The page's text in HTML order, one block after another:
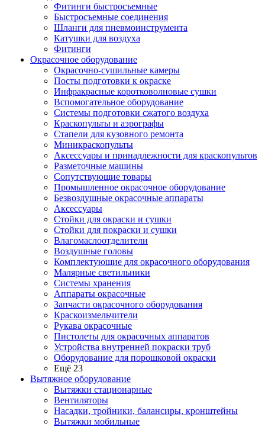
Фитинги быстросъемные
Быстросъемные соединения
Шланги для пневмоинструмента
Катушки для воздуха
Фитинги
Окрасочное оборудование
Окрасочно-сушильные камеры
Посты подготовки к окраске
Инфракрасные коротковолновые сушки
Вспомогательное оборудование
Системы подготовки сжатого воздуха
Краскопульты и аэрографы
Стапели для кузовного ремонта
Миникраскопульты
Аксессуары и принадлежности для краскопультов
Разметочные машины
Сопутствующие товары
Промышленное окрасочное оборудование
Безвоздушные окрасочные аппараты
Аксессуары
Стойки для окраски и сушки
Стойки для покраски и сушки
Влагомаслоотделители
Воздушные головы
Комплектующие для окрасочного оборудования
Малярные светильники
Системы хранения
Аппараты окрасочные
Запчасти окрасочного оборудования
Краскоизмельчители
Рукава окрасочные
Пистолеты для окрасочных аппаратов
Устройства внутренней покраски труб
Оборудование для порошковой окраски
Ещё 23
Вытяжное оборудование
Вытяжки стационарные
Вентиляторы
Насадки, тройники, балансиры, кронштейны
Вытяжки мобильные